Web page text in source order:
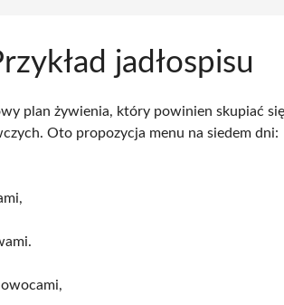
jadłospisu
plan żywienia, który powinien skupiać
Oto propozycja menu na siedem dni: